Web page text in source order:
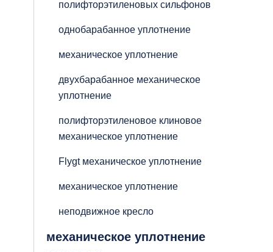
полифторэтиленовых сильфонов
однобарабанное уплотнение
механическое уплотнение
двухбарабанное механическое
уплотнение
полифторэтиленовое клиновое
механическое уплотнение
Flygt механическое уплотнение
механическое уплотнение
неподвижное кресло
механическое уплотнение